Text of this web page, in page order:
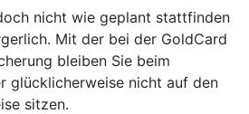
nicht wie geplant stattfinden
Mit der bei der GoldCard
bleiben Sie beim
glücklicherweise nicht auf den
sitzen.